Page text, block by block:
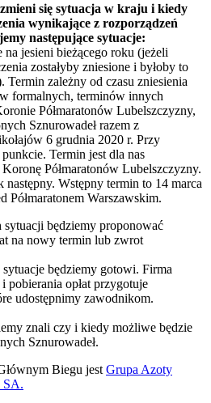
się sytuacja w kraju i kiedy
wynikające z rozporządzeń
następujące sytuacje:
jesieni bieżącego roku (jeżeli
zostałyby zniesione i byłoby to
Termin zależny od czasu zniesienia
formalnych, terminów innych
Półmaratonów Lubelszczyzny,
Sznurowadeł razem z
6 grudnia 2020 r. Przy
Termin jest dla nas
Półmaratonów Lubelszczyzny.
następny. Wstępny termin to 14 marca
Półmaratonem Warszawskim.
będziemy proponować
na nowy termin lub zwrot
będziemy gotowi. Firma
pobierania opłat przygotuje
udostępnimy zawodnikom.
znali czy i kiedy możliwe będzie
Sznurowadeł.
Biegu jest Grupa Azoty
SA.